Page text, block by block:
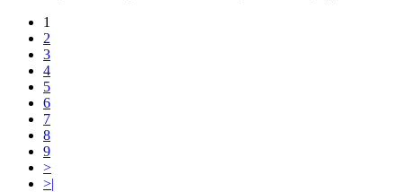
1
2
3
4
5
6
7
8
9
>
>|